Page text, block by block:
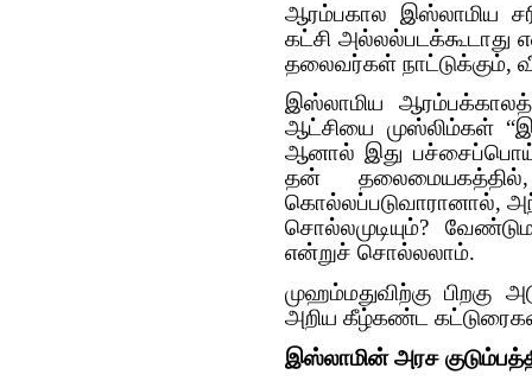
ஆரம்பகால இஸ்லாமிய
கட்சி அல்லல்படக்கூடாது
தலைவர்கள் நாட்டுக்கும்,
இஸ்லாமிய
ஆட்சியை முஸ்லிம்கள்
ஆனால் இது
தன்
கொல்லப்படுவாரானால்,
சொல்லமுடியும்?
என்றுச் சொல்லலாம்.
முஹம்மதுவிற்கு
அறிய கீழ்கண்ட
இஸ்லாமின் அரச